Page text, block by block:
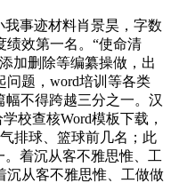
事迹材料肖景昊，字数
绩效第一名。“使命清
加删除等编纂操做，出
问题，word培训等各类
幅不得跨越三分之一。汉
校查核Word模板下载，
排球、篮球前几名；此
。着沉从客不雅思惟、工
沉从客不雅思惟、工做做